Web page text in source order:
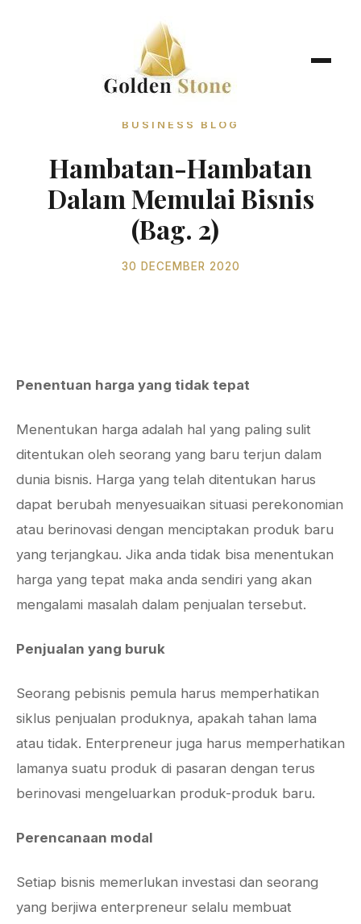
BUSINESS BLOG
Hambatan-Hambatan
Dalam Memulai Bisnis
(Bag. 2)
30 DECEMBER 2020
Penentuan harga yang tidak tepat
Menentukan harga adalah hal yang paling sulit
ditentukan oleh seorang yang baru terjun dalam
dunia bisnis. Harga yang telah ditentukan harus
dapat berubah menyesuaikan situasi perekonomian
atau berinovasi dengan menciptakan produk baru
yang terjangkau. Jika anda tidak bisa menentukan
harga yang tepat maka anda sendiri yang akan
mengalami masalah dalam penjualan tersebut.
Penjualan yang buruk
Seorang pebisnis pemula harus memperhatikan
siklus penjualan produknya, apakah tahan lama
atau tidak. Enterpreneur juga harus memperhatikan
lamanya suatu produk di pasaran dengan terus
berinovasi mengeluarkan produk-produk baru.
Perencanaan modal
Setiap bisnis memerlukan investasi dan seorang
yang berjiwa enterpreneur selalu membuat